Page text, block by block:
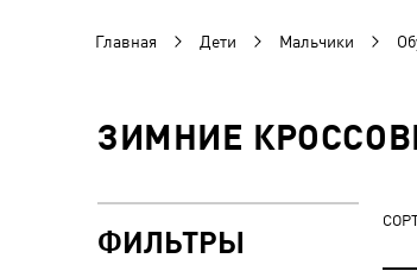
Главная Дети Мальчики
ЗИМНИЕ
ФИЛЬТРЫ